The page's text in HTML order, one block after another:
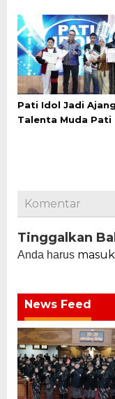
Pati Idol Jadi
Talenta Muda Pati
Komentar
Tinggalkan
Anda harus masuk
News Feed